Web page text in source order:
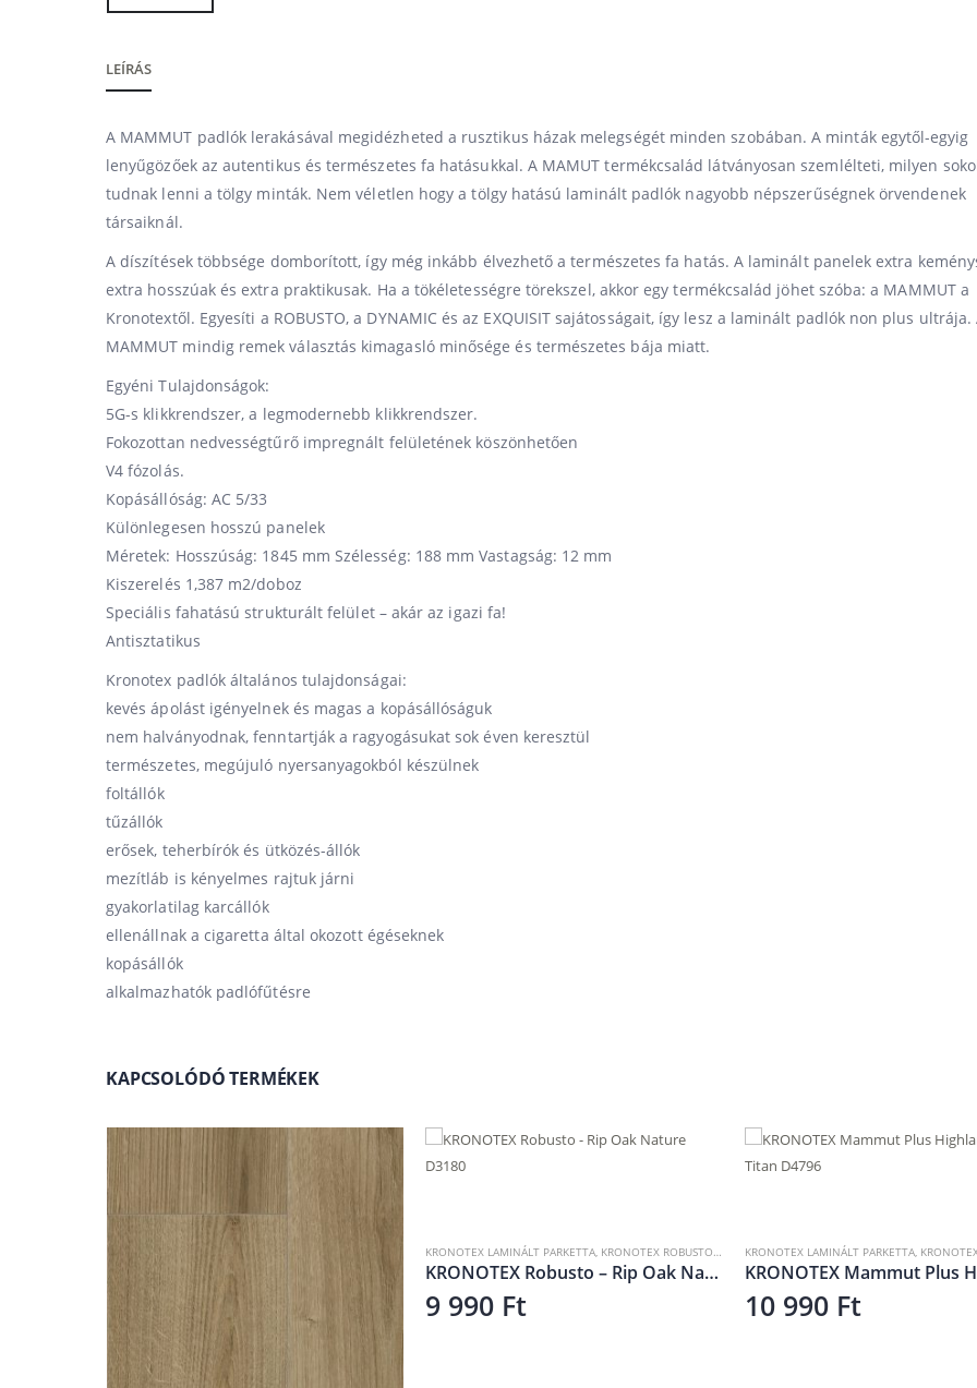
LEÍRÁS
A MAMMUT padlók lerakásával megidézheted a rusztikus házak melegségét minden szobában. A minták egytől-egyig
lenyűgözőek az autentikus és természetes fa hatásukkal. A MAMUT termékcsalád látványosan szemlélteti, milyen
tudnak lenni a tölgy minták. Nem véletlen hogy a tölgy hatású laminált padlók nagyobb népszerűségnek örvendenek
társaiknál.
A díszítések többsége domborított, így még inkább élvezhető a természetes fa hatás. A laminált panelek extra
extra hosszúak és extra praktikusak. Ha a tökéletességre törekszel, akkor egy termékcsalád jöhet szóba: a MAMMUT a
Kronotextől. Egyesíti a ROBUSTO, a DYNAMIC és az EXQUISIT sajátosságait, így lesz a laminált padlók non plus ultrája.
MAMMUT mindig remek választás kimagasló minősége és természetes bája miatt.
Egyéni Tulajdonságok:
5G-s klikkrendszer, a legmodernebb klikkrendszer.
Fokozottan nedvességtűrő impregnált felületének köszönhetően
V4 fózolás.
Kopásállóság: AC 5/33
Különlegesen hosszú panelek
Méretek: Hosszúság: 1845 mm Szélesség: 188 mm Vastagság: 12 mm
Kiszerelés 1,387 m2/doboz
Speciális fahatású strukturált felület – akár az igazi fa!
Antisztatikus
Kronotex padlók általános tulajdonságai:
kevés ápolást igényelnek és magas a kopásállóságuk
nem halványodnak, fenntartják a ragyogásukat sok éven keresztül
természetes, megújuló nyersanyagokból készülnek
foltállók
tűzállók
erősek, teherbírók és ütközés-állók
mezítláb is kényelmes rajtuk járni
gyakorlatilag karcállók
ellenállnak a cigaretta által okozott égéseknek
kopásállók
alkalmazhatók padlófűtésre
KAPCSOLÓDÓ TERMÉKEK
KRONOTEX LAMINÁLT PARKETTA KRONOTEX ROBUSTO LAMINÁLT PADLÓ
KRONOTEX Robusto – Rip Oak Nature D3180
9 990Ft
KRONOTEX LAMINÁLT PARKETTA, KRONOTEX MAMMUT PLUS ,LAMINÁLT PADLÓ
KRONOTEX Mammut Plus Highland Oak Titan D4796
10 990Ft
LAMINÁLT PADLÓ,PROFI TREND PRÉMIUM VÍZÁLLÓ
Profi Trend Wings Falcon
Kérjen árajánlatot!